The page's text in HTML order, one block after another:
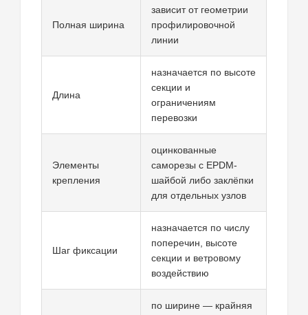
Полная ширина
зависит от геометрии
профилировочной
линии
Длина
назначается по высоте
секции и
ограничениям
перевозки
Элементы
крепления
оцинкованные
саморезы с EPDM-
шайбой либо заклёпки
для отдельных узлов
Шаг фиксации
назначается по числу
поперечин, высоте
секции и ветровому
воздействию
по ширине — крайняя